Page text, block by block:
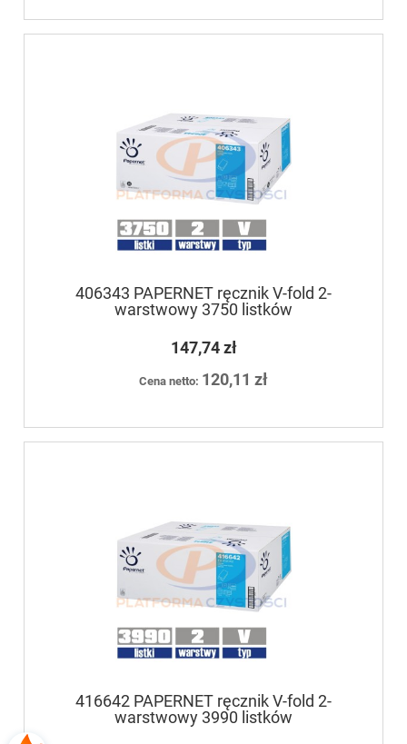
406343 PAPERNET ręcznik V-fold 2-
warstwowy 3750 listków
147,74 zł
Cena netto: 120,11 zł
416642 PAPERNET ręcznik V-fold 2-
warstwowy 3990 listków